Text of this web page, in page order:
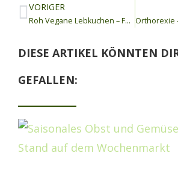
VORIGER
Roh Vegane Lebkuchen – Familienrezept
DIESE ARTIKEL KÖNNTEN
GEFALLEN: